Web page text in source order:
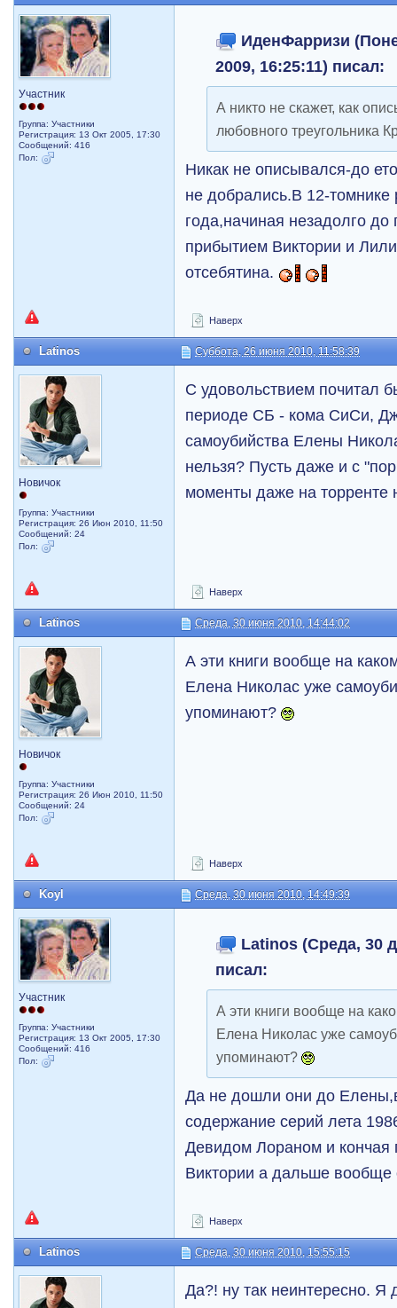
Участник
Группа: Участники
Регистрация: 13 Окт 2005, 17:30
Сообщений: 416
Пол:
ИденФарризи
2009, 16:25:11) писал:
А никто не скажет, как
любовного треугольника
Никак не описывался-до
не добрались.В 12-томнике
года,начиная незадолго
прибытием Виктории и
отсебятина.
Наверх
Latinos Суббота, 26 июня 2010, 11:58:39
Новичок
Группа: Участники
Регистрация: 26 Июн 2010, 11:50
Сообщений: 24
Пол:
С удовольствием почитал
периоде СБ - кома СиСи,
самоубийства Елены
нельзя? Пусть даже и с
моменты даже на
Наверх
Latinos Среда, 30 июня 2010, 14:44:02
Новичок
Группа: Участники
Регистрация: 26 Июн 2010, 11:50
Сообщений: 24
Пол:
А эти книги вообще на
Елена Николас уже
упоминают?
Наверх
Koyl Среда, 30 июня 2010, 14:49:39
Участник
Группа: Участники
Регистрация: 13 Окт 2005, 17:30
Сообщений: 416
Пол:
Latinos (Среда, 30
писал:
А эти книги вообще на
Елена Николас уже
упоминают?
Да не дошли они до
содержание серий лета
Девидом Лораном и
Виктории а дальше вообще
Наверх
Latinos Среда, 30 июня 2010, 15:55:15
Да?! ну так неинтересно.